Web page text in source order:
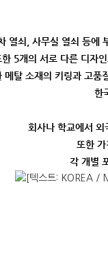
열쇠, 사무실 열쇠 등에
한 5개의 서로 다른 디자
메탈 소재의 키링과 고품
한
회사나 학교에서
또한
각 개별